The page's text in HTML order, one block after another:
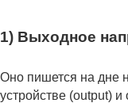
1) Выходное
Оно пишется на дне
устройстве (output)